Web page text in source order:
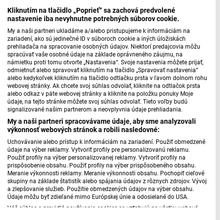
Kliknutím na tlačidlo „Poprieť“ sa zachová predvolené
nastavenie iba nevyhnutne potrebných súborov cookie.
My a naši partneri ukladáme a/alebo pristupujeme k informáciám na
zariadení, ako sú jedinečné ID v súboroch cookie a iných úložiskách
prehliadača na spracovanie osobných údajov. Niektorí predajcovia môžu
spracúvať vaše osobné údaje na základe oprávneného záujmu, na
námietku proti tomu otvorte „Nastavenia“. Svoje nastavenia môžete prijať,
odmietnuť alebo spravovať kliknutím na tlačidlo „Spravovať nastavenia“
alebo kedykoľvek kliknutím na tlačidlo odtlačku prsta v ľavom dolnom rohu
webovej stránky. Ak chcete svoj súhlas odvolať, kliknite na odtlačok prsta
alebo odkaz v päte webovej stránky a kliknite na položku ponuky Moje
údaje, na tejto stránke môžete svoj súhlas odvolať. Tieto voľby budú
signalizované našim partnerom a neovplyvnia údaje prehliadania.
My a naši partneri spracovávame údaje, aby sme analyzovali
výkonnosť webových stránok a robili nasledovné:
Uchovávanie alebo prístup k informáciám na zariadení. Použiť obmedzené
údaje na výber reklamy. Vytvoriť profily pre personalizovanú reklamu.
Použiť profily na výber personalizovanej reklamy. Vytvoriť profily na
prispôsobenie obsahu. Použiť profily na výber prispôsobeného obsahu.
Meranie výkonnosti reklamy. Meranie výkonnosti obsahu. Pochopiť cieľové
skupiny na základe štatistík alebo spájania údajov z rôznych zdrojov. Vývoj
a zlepšovanie služieb. Použitie obmedzených údajov na výber obsahu.
Údaje môžu byť zdieľané mimo Európskej únie a odosielané do USA.
Váš súhlas a pravidlá používania cookies sa vzťahujú na všetky webové
Máte problém s prehrávaním?Nahláste nám chybuv prehrávači.
Skúsme si teraz predstaviť Levice v 30. rokoch minulého
storočia. Mali niečo cez 10 000 obyvateľov, rozvíjajúci sa
obchod a výnosné poľnohospodárstvo. Bol tu bohatý
spoločenský život a mestské panie sa pretekali v tom, kto
receptami z vlastnej kuchyne zaujme mešťanov najviac?
Bola medzi nimi aj žena, ktorej recepty vďaka zachovaným
historickým kuchárkam ,existujú dodnes. Hane
Michalčíkovej o nej porozprávala Marta Švolíková zo
Štátneho archívu v Leviciach.
Štvrtok
Máte problém s prehrávaním?Nahláste nám chybu v prehrávači.
Oblasť v okolí Levíc má priaznivé podmienky pre